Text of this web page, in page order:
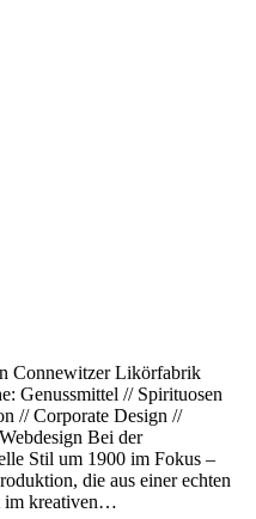
Connewitzer Likörfabrik
Genussmittel // Spirituosen
// Corporate Design //
Bei der
Stil um 1900 im Fokus –
die aus einer echten
im kreativen…